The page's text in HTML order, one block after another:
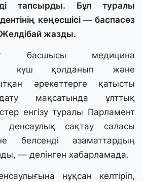
тапсырды. Бұл туралы
кеңесшісі — баспасөз
жазды.
басшысы медицина
күш қолданып және
әрекеттерге қатысты
мақсатында ұлттық
енгізу туралы Парламент
денсаулық сақтау саласы
белсенді азаматтардың
— делінген хабарламада.
нұқсан келтіріп,